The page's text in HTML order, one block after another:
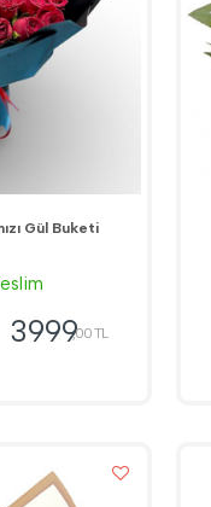
Gül Buketi
3999,00 TL